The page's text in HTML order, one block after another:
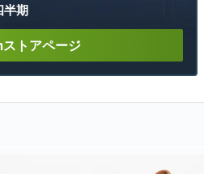
半期
トアページ